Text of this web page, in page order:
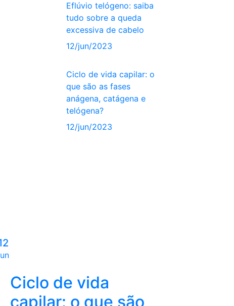
Eflúvio telógeno: saiba
tudo sobre a queda
excessiva de cabelo
12/jun/2023
Ciclo de vida capilar: o
que são as fases
anágena, catágena e
telógena?
12/jun/2023
Ciclo de vida
capilar: o que são